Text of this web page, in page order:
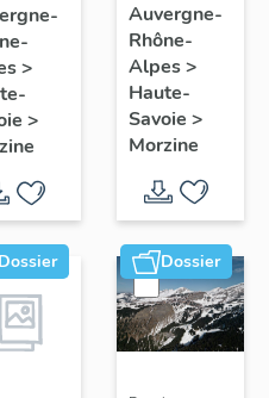
;
;
;
de
>
>
Auvergne-
Rhône-
Alpes>
Haute-
Savoie >
Morzine
Dossier